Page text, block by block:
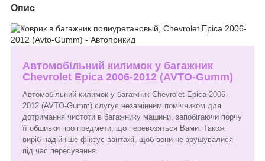
Опис
Автомобільний килимок у багажник
Chevrolet Epica 2006-2012 (AVTO-Gumm)
Автомобільний килимок у багажник Chevrolet Epica 2006-
2012 (AVTO-Gumm) слугує незамінним помічником для
дотримання чистоти в багажнику машини, запобігаючи порчу
її обшивки про предмети, що перевозяться Вами. Також
виріб надійніше фіксує вантажі, щоб вони не зрушувалися
під час пересування.